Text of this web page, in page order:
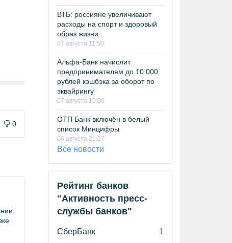
0
ВТБ: россияне увеличивают
расходы на спорт и здоровый
образ жизни
07 августа 11:50
Альфа-Банк начислит
предпринимателям до 10 000
рублей кэшбэка за оборот по
эквайрингу
07 августа 10:00
ОТП Банк включён в белый
список Минцифры
06 августа 21:27
Все новости
Рейтинг банков
"Активность пресс-
службы банков"
СберБанк
1